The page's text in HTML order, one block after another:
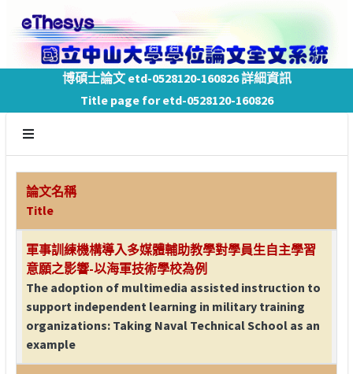
博碩士論文 etd-0528120-160826 詳細資訊
Title page for etd-0528120-160826
論文名稱
Title
軍事訓練機構導入多媒體輔助教學對學員生自主學習
意願之影響-以海軍技術學校為例
The adoption of multimedia assisted instruction to
support independent learning in military training
organizations: Taking Naval Technical School as an
example